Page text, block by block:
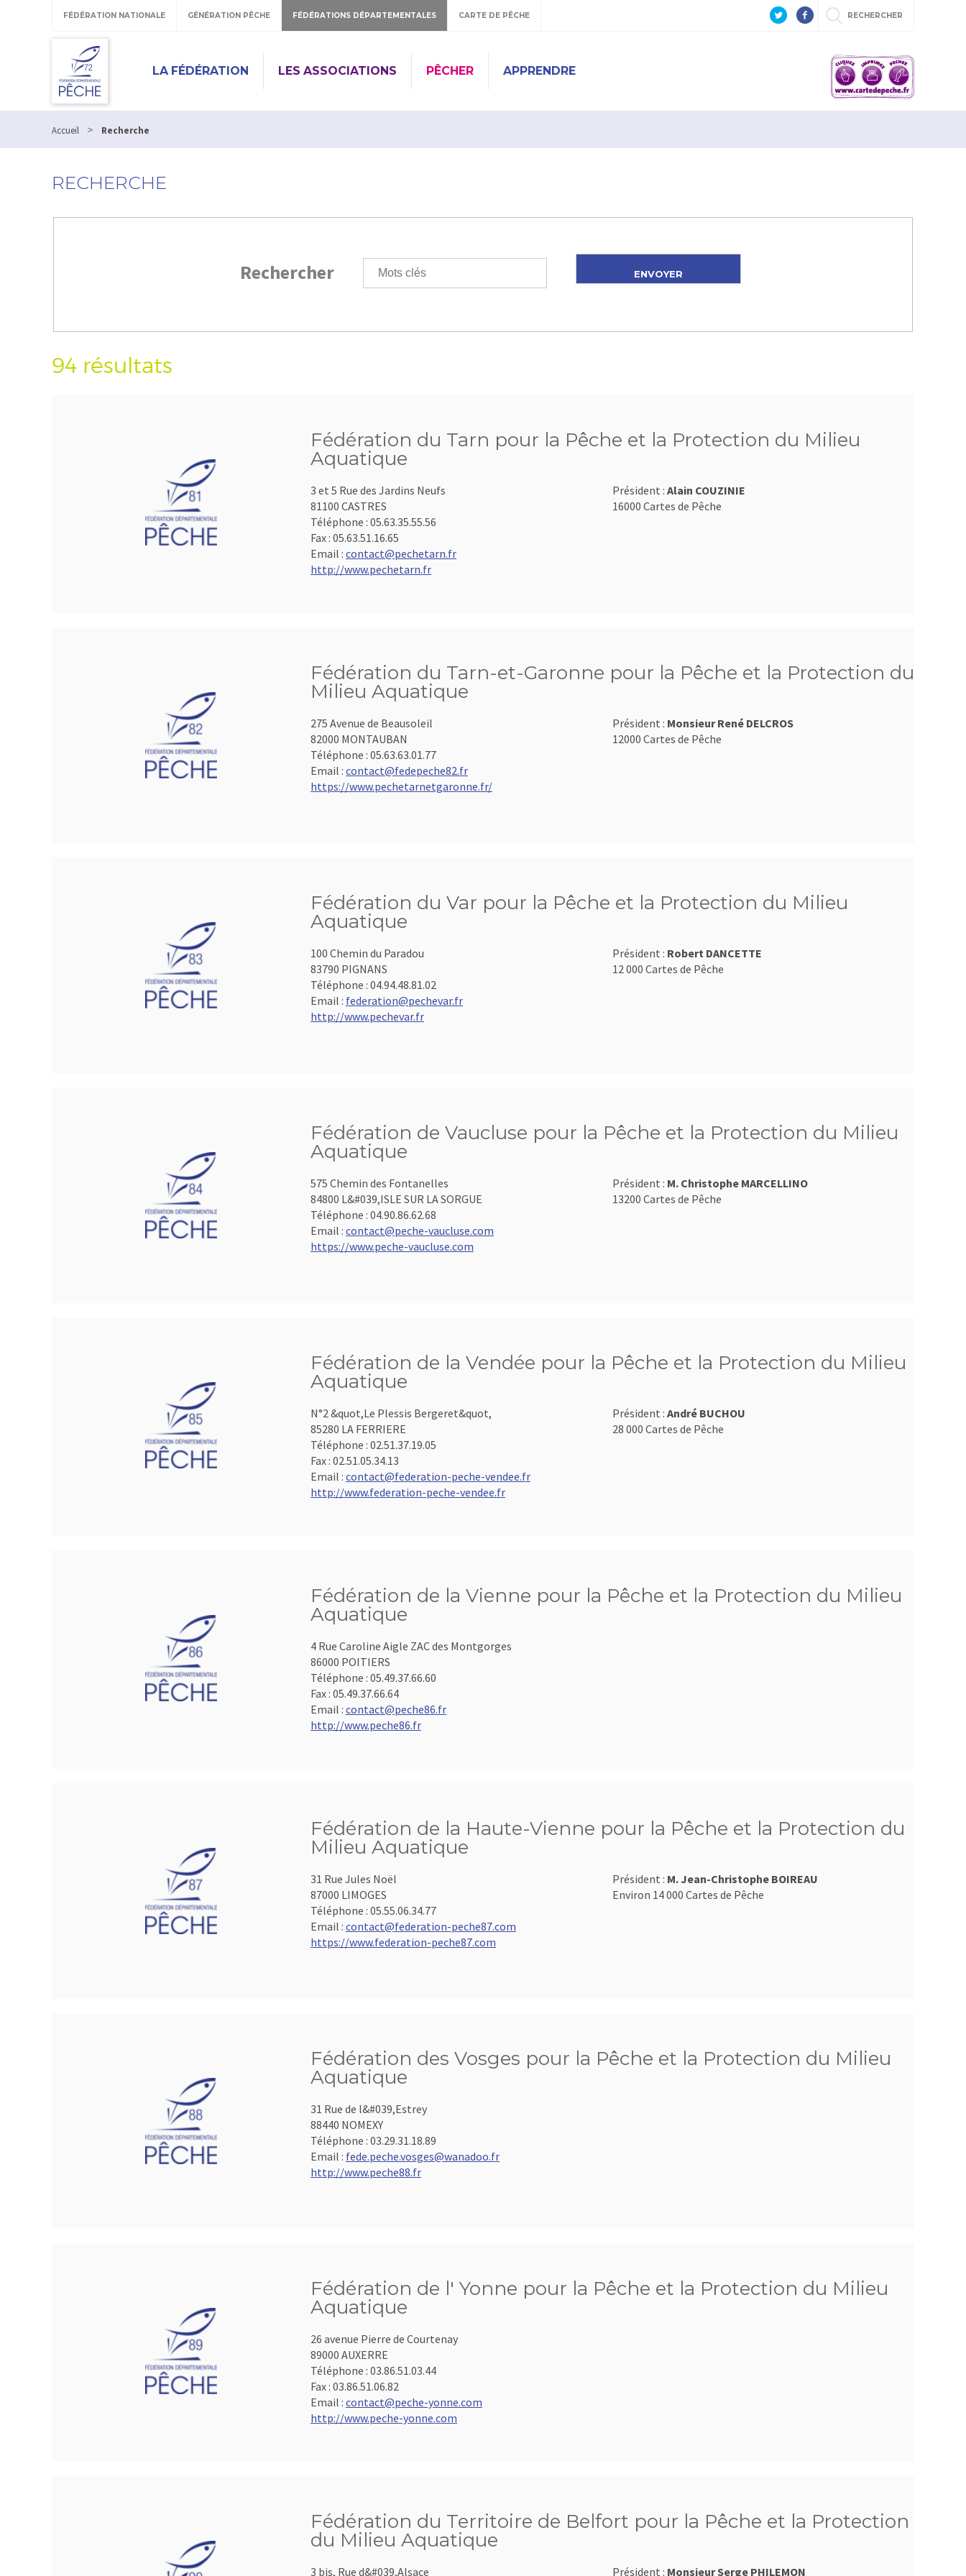
FÉDÉRATION NATIONALE GÉNÉRATION PÊCHE FÉDÉRATIONS DÉPARTEMENTALES CARTE DE PÊCHE RECHERCHER
LA FÉDÉRATION LES ASSOCIATIONS PÊCHER APPRENDRE
Accueil > Recherche
RECHERCHE
Rechercher
94 résultats
Fédération du Tarn pour la Pêche et la Protection du Milieu
Aquatique
3 et 5 Rue des Jardins Neufs
81100 CASTRES
Téléphone : 05.63.35.55.56
Fax : 05.63.51.16.65
Email : contact@pechetarn.fr
http://www.pechetarn.fr
Président : Alain COUZINIE
16000 Cartes de Pêche
Fédération du Tarn-et-Garonne pour la Pêche et la Protection du
Milieu Aquatique
275 Avenue de Beausoleil
82000 MONTAUBAN
Téléphone : 05.63.63.01.77
Email : contact@fedepeche82.fr
https://www.pechetarnetgaronne.fr/
Président : Monsieur René DELCROS
12000 Cartes de Pêche
Fédération du Var pour la Pêche et la Protection du Milieu
Aquatique
100 Chemin du Paradou
83790 PIGNANS
Téléphone : 04.94.48.81.02
Email : federation@pechevar.fr
http://www.pechevar.fr
Président : Robert DANCETTE
12 000 Cartes de Pêche
Fédération de Vaucluse pour la Pêche et la Protection du Milieu
Aquatique
575 Chemin des Fontanelles
84800 L&#039,ISLE SUR LA SORGUE
Téléphone : 04.90.86.62.68
Email : contact@peche-vaucluse.com
https://www.peche-vaucluse.com
Président : M. Christophe MARCELLINO
13200 Cartes de Pêche
Fédération de la Vendée pour la Pêche et la Protection du Milieu
Aquatique
N°2 &quot,Le Plessis Bergeret&quot,
85280 LA FERRIERE
Téléphone : 02.51.37.19.05
Fax : 02.51.05.34.13
Email : contact@federation-peche-vendee.fr
http://www.federation-peche-vendee.fr
Président : André BUCHOU
28 000 Cartes de Pêche
Fédération de la Vienne pour la Pêche et la Protection du Milieu
Aquatique
4 Rue Caroline Aigle ZAC des Montgorges
86000 POITIERS
Téléphone : 05.49.37.66.60
Fax : 05.49.37.66.64
Email : contact@peche86.fr
http://www.peche86.fr
Fédération de la Haute-Vienne pour la Pêche et la Protection du
Milieu Aquatique
31 Rue Jules Noël
87000 LIMOGES
Téléphone : 05.55.06.34.77
Email : contact@federation-peche87.com
https://www.federation-peche87.com
Président : M. Jean-Christophe BOIREAU
Environ 14 000 Cartes de Pêche
Fédération des Vosges pour la Pêche et la Protection du Milieu
Aquatique
31 Rue de l&#039,Estrey
88440 NOMEXY
Téléphone : 03.29.31.18.89
Email : fede.peche.vosges@wanadoo.fr
http://www.peche88.fr
Fédération de l' Yonne pour la Pêche et la Protection du Milieu
Aquatique
26 avenue Pierre de Courtenay
89000 AUXERRE
Téléphone : 03.86.51.03.44
Fax : 03.86.51.06.82
Email : contact@peche-yonne.com
http://www.peche-yonne.com
Fédération du Territoire de Belfort pour la Pêche et la Protection
du Milieu Aquatique
3 bis, Rue d&#039,Alsace Président : Monsieur Serge PHILEMON